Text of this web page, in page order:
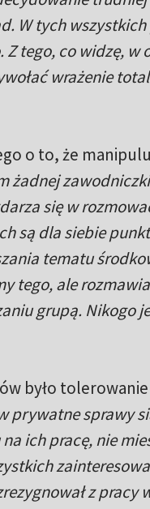
W tych
tego, co widzę,
wrażenie
o to, że
żadnej
się w
są dla siebie
tematu
tego, ale
grupą. Nikogo
było tolerowanie
prywatne sprawy
ich pracę, nie
z pracy